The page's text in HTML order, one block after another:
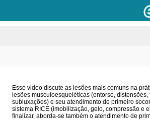
Esse video discute as lesões mais comuns na
lesões musculoesqueléticas (entorse, distensões,
subluxações) e seu atendimento de primeiro
sistema RICE (imobilização, gelo, compressão e
finalizar, aborda-se também o atendimento de